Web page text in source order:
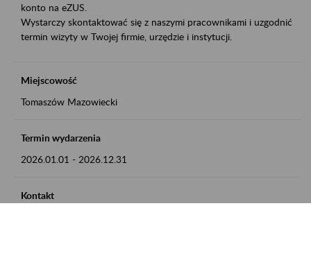
konto na eZUS.
Wystarczy skontaktować się z naszymi pracownikami i uzgodnić
termin wizyty w Twojej firmie, urzędzie i instytucji.
Miejscowość
Tomaszów Mazowiecki
Termin wydarzenia
2026.01.01 - 2026.12.31
Kontakt